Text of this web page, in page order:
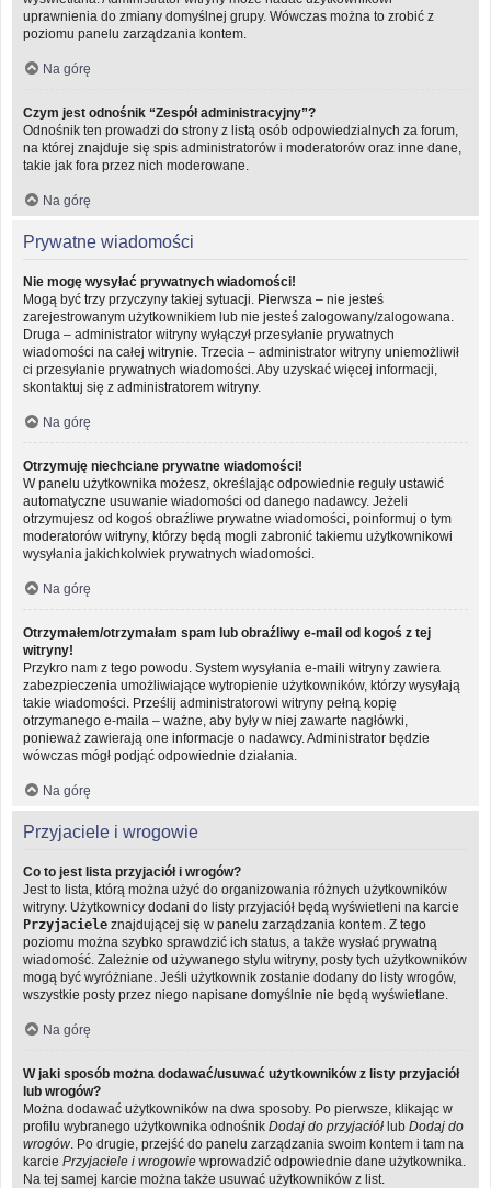
uprawnienia do zmiany domyślnej grupy. Wówczas można to zrobić z
poziomu panelu zarządzania kontem.
Na górę
Czym jest odnośnik “Zespół administracyjny”?
Odnośnik ten prowadzi do strony z listą osób odpowiedzialnych za forum,
na której znajduje się spis administratorów i moderatorów oraz inne dane,
takie jak fora przez nich moderowane.
Na górę
Prywatne wiadomości
Nie mogę wysyłać prywatnych wiadomości!
Mogą być trzy przyczyny takiej sytuacji. Pierwsza – nie jesteś
zarejestrowanym użytkownikiem lub nie jesteś zalogowany/zalogowana.
Druga – administrator witryny wyłączył przesyłanie prywatnych
wiadomości na całej witrynie. Trzecia – administrator witryny uniemożliwił
ci przesyłanie prywatnych wiadomości. Aby uzyskać więcej informacji,
skontaktuj się z administratorem witryny.
Na górę
Otrzymuję niechciane prywatne wiadomości!
W panelu użytkownika możesz, określając odpowiednie reguły ustawić
automatyczne usuwanie wiadomości od danego nadawcy. Jeżeli
otrzymujesz od kogoś obraźliwe prywatne wiadomości, poinformuj o tym
moderatorów witryny, którzy będą mogli zabronić takiemu użytkownikowi
wysyłania jakichkolwiek prywatnych wiadomości.
Na górę
Otrzymałem/otrzymałam spam lub obraźliwy e-mail od kogoś z tej
witryny!
Przykro nam z tego powodu. System wysyłania e-maili witryny zawiera
zabezpieczenia umożliwiające wytropienie użytkowników, którzy wysyłają
takie wiadomości. Prześlij administratorowi witryny pełną kopię
otrzymanego e-maila – ważne, aby były w niej zawarte nagłówki,
ponieważ zawierają one informacje o nadawcy. Administrator będzie
wówczas mógł podjąć odpowiednie działania.
Na górę
Przyjaciele i wrogowie
Co to jest lista przyjaciół i wrogów?
Jest to lista, którą można użyć do organizowania różnych użytkowników
witryny. Użytkownicy dodani do listy przyjaciół będą wyświetleni na karcie
Przyjaciele znajdującej się w panelu zarządzania kontem. Z tego
poziomu można szybko sprawdzić ich status, a także wysłać prywatną
wiadomość. Zależnie od używanego stylu witryny, posty tych użytkowników
mogą być wyróżniane. Jeśli użytkownik zostanie dodany do listy wrogów,
wszystkie posty przez niego napisane domyślnie nie będą wyświetlane.
Na górę
W jaki sposób można dodawać/usuwać użytkowników z listy przyjaciół
lub wrogów?
Można dodawać użytkowników na dwa sposoby. Po pierwsze, klikając w
profilu wybranego użytkownika odnośnik Dodaj do przyjaciół lub Dodaj do
wrogów . Po drugie, przejść do panelu zarządzania swoim kontem i tam na
karcie Przyjaciele i wrogowie wprowadzić odpowiednie dane użytkownika.
Na tej samej karcie można także usuwać użytkowników z list.